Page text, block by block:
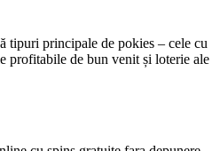
tipuri principale de pokies – cele cu
profitabile de bun venit și loterie ale